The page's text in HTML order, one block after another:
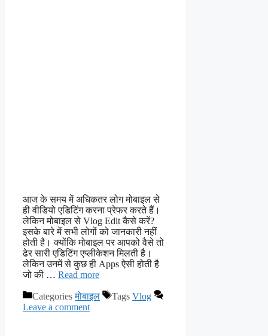
आज के समय में अधिकतर लोग मोबाइल से
ही वीडियो एडिटिंग करना प्रेफर करते हैं।
लेकिन मोबाइल से Vlog Edit कैसे करें?
इसके बारे में सभी लोगों को जानकारी नहीं
होती है। क्योंकि मोबाइल पर आपको वैसे तो
ढेर सारी एडिटिंग एप्लीकेशन मिलती है।
लेकिन उनमें से कुछ ही Apps ऐसी होती है
जो की … Read more
Categoriesमोबाइल Tags Vlog
Leave a comment